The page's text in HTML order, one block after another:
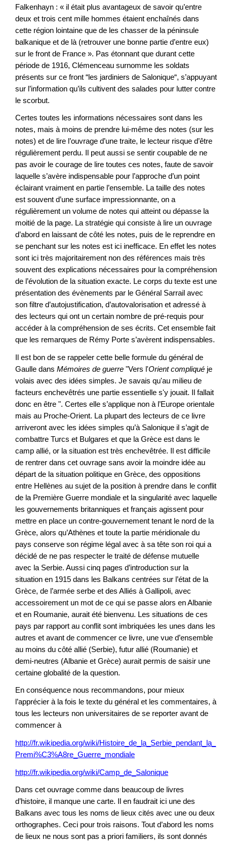
Falkenhayn : « il était plus avantageux de savoir qu’entre
deux et trois cent mille hommes étaient enchaînés dans
cette région lointaine que de les chasser de la péninsule
balkanique et de là (retrouver une bonne partie d’entre eux)
sur le front de France ». Pas étonnant que durant cette
période de 1916, Clémenceau surnomme les soldats
présents sur ce front “les jardiniers de Salonique“, s’appuyant
sur l’information qu’ils cultivent des salades pour lutter contre
le scorbut.
Certes toutes les informations nécessaires sont dans les
notes, mais à moins de prendre lui-même des notes (sur les
notes) et de lire l’ouvrage d’une traite, le lecteur risque d’être
régulièrement perdu. Il peut aussi se sentir coupable de ne
pas avoir le courage de lire toutes ces notes, faute de savoir
laquelle s’avère indispensable pour l’approche d’un point
éclairant vraiment en partie l’ensemble. La taille des notes
est souvent d’une surface impressionnante, on a
régulièrement un volume de notes qui atteint ou dépasse la
moitié de la page. La stratégie qui consiste à lire un ouvrage
d’abord en laissant de côté les notes, puis de le reprendre en
se penchant sur les notes est ici inefficace. En effet les notes
sont ici très majoritairement non des références mais très
souvent des explications nécessaires pour la compréhension
de l’évolution de la situation exacte. Le corps du texte est une
présentation des évènements par le Général Sarrail avec
son filtre d’autojustification, d’autovalorisation et adressé à
des lecteurs qui ont un certain nombre de pré-requis pour
accéder à la compréhension de ses écrits. Cet ensemble fait
que les remarques de Rémy Porte s’avèrent indispensables.
Il est bon de se rappeler cette belle formule du général de
Gaulle dans Mémoires de guerre "Vers l'Orient compliqué je
volais avec des idées simples. Je savais qu'au milieu de
facteurs enchevêtrés une partie essentielle s'y jouait. Il fallait
donc en être ". Certes elle s’applique non à l’Europe orientale
mais au Proche-Orient. La plupart des lecteurs de ce livre
arriveront avec les idées simples qu’à Salonique il s’agit de
combattre Turcs et Bulgares et que la Grèce est dans le
camp allié, or la situation est très enchevêtrée. Il est difficile
de rentrer dans cet ouvrage sans avoir la moindre idée au
départ de la situation politique en Grèce, des oppositions
entre Hellènes au sujet de la position à prendre dans le conflit
de la Première Guerre mondiale et la singularité avec laquelle
les gouvernements britanniques et français agissent pour
mettre en place un contre-gouvernement tenant le nord de la
Grèce, alors qu’Athènes et toute la partie méridionale du
pays conserve son régime légal avec à sa tête son roi qui a
décidé de ne pas respecter le traité de défense mutuelle
avec la Serbie. Aussi cinq pages d’introduction sur la
situation en 1915 dans les Balkans centrées sur l’état de la
Grèce, de l’armée serbe et des Alliés à Gallipoli, avec
accessoirement un mot de ce qui se passe alors en Albanie
et en Roumanie, aurait été bienvenu. Les situations de ces
pays par rapport au conflit sont imbriquées les unes dans les
autres et avant de commencer ce livre, une vue d’ensemble
au moins du côté allié (Serbie), futur allié (Roumanie) et
demi-neutres (Albanie et Grèce) aurait permis de saisir une
certaine globalité de la question.
En conséquence nous recommandons, pour mieux
l’apprécier à la fois le texte du général et les commentaires, à
tous les lecteurs non universitaires de se reporter avant de
commencer à
http://fr.wikipedia.org/wiki/Histoire_de_la_Serbie_pendant_la_
Premi%C3%A8re_Guerre_mondiale
http://fr.wikipedia.org/wiki/Camp_de_Salonique
Dans cet ouvrage comme dans beaucoup de livres
d’histoire, il manque une carte. Il en faudrait ici une des
Balkans avec tous les noms de lieux cités avec une ou deux
orthographes. Ceci pour trois raisons. Tout d’abord les noms
de lieux ne nous sont pas a priori familiers, ils sont donnés